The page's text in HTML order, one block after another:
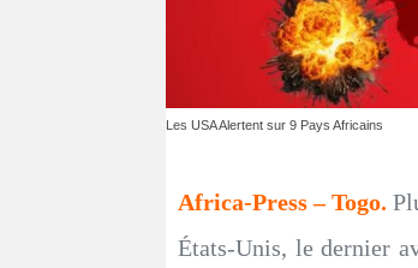
Les USA Alertent sur 9 Pays Africains
Africa-Press – Togo.
États-Unis, le dernier